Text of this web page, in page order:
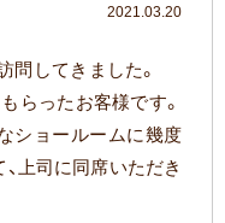
2021.03.20
問してきました。
らったお客様です。
ョールームに幾度
上司に同席いただき